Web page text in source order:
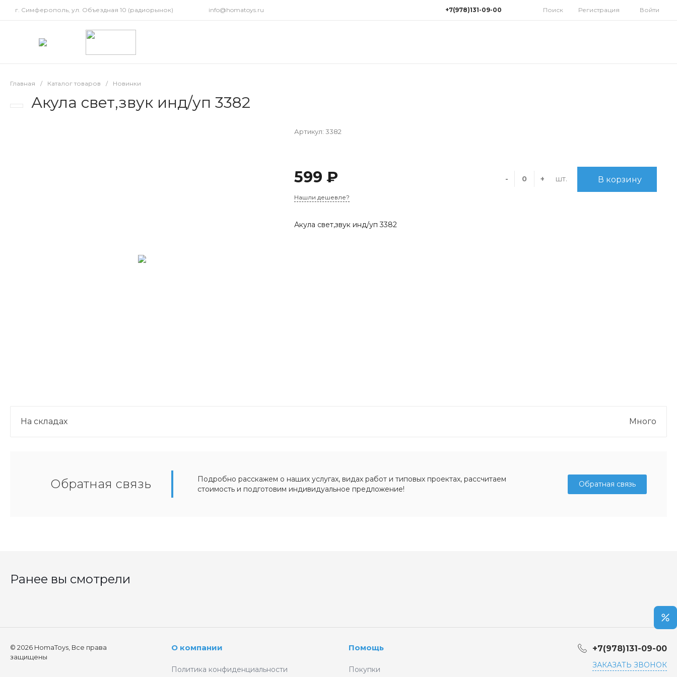
г. Симферополь, ул. Объездная 10 (радиорынок) info@homatoys.ru +7(978)131-09-00 Поиск Регистрация Войти
Главная / Каталог товаров / Новинки
Акула свет,звук инд/уп 3382
Артикул:3382
599 ₽ - + шт. В корзину
Нашли дешевле?
Акула свет,звук инд/уп 3382
На складах Много
Обратная связь
Подробно расскажем о наших услугах, видах работ и типовых проектах, рассчитаем
стоимость и подготовим индивидуальное предложение!
Обратная связь
Ранее вы смотрели
© 2026 HomaToys, Все права
защищены
О компании
Политика конфиденциальности
Помощь
Покупки
+7(978)131-09-00
ЗАКАЗАТЬ ЗВОНОК